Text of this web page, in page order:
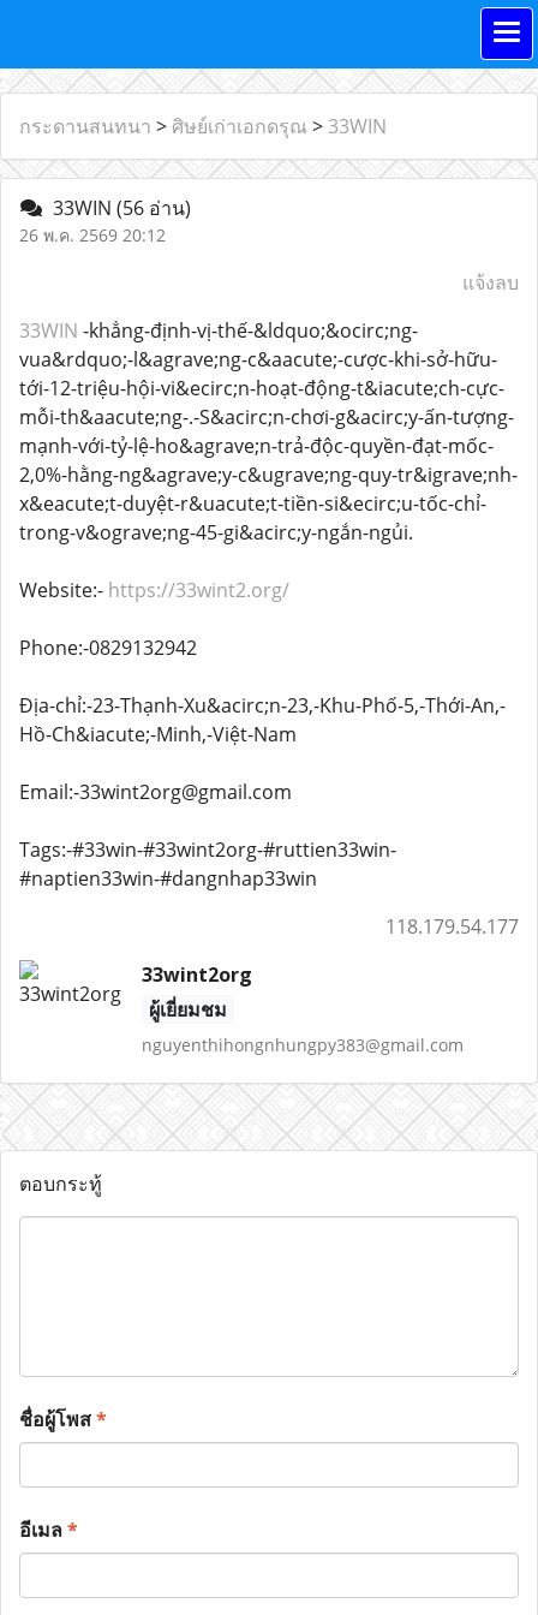
กระดานสนทนา > ศิษย์เก่าเอกดรุณ > 33WIN
33WIN (56 อ่าน)
26 พ.ค. 2569 20:12
แจ้งลบ
33WIN -khẳng-định-vị-thế-&ldquo;&ocirc;ng-
vua&rdquo;-l&agrave;ng-c&aacute;-cược-khi-sở-hữu-
tới-12-triệu-hội-vi&ecirc;n-hoạt-động-t&iacute;ch-cực-
mỗi-th&aacute;ng-.-S&acirc;n-chơi-g&acirc;y-ấn-tượng-
mạnh-với-tỷ-lệ-ho&agrave;n-trả-độc-quyền-đạt-mốc-
2,0%-hằng-ng&agrave;y-c&ugrave;ng-quy-tr&igrave;nh-
x&eacute;t-duyệt-r&uacute;t-tiền-si&ecirc;u-tốc-chỉ-
trong-v&ograve;ng-45-gi&acirc;y-ngắn-ngủi.
Website:- https://33wint2.org/
Phone:-0829132942
Địa-chỉ:-23-Thạnh-Xu&acirc;n-23,-Khu-Phố-5,-Thới-An,-
Hồ-Ch&iacute;-Minh,-Việt-Nam
Email:-33wint2org@gmail.com
Tags:-#33win-#33wint2org-#ruttien33win-
#naptien33win-#dangnhap33win
118.179.54.177
33wint2org
ผู้เยี่ยมชม
nguyenthihongnhungpy383@gmail.com
ตอบกระทู้
ชื่อผู้โพส*
อีเมล*